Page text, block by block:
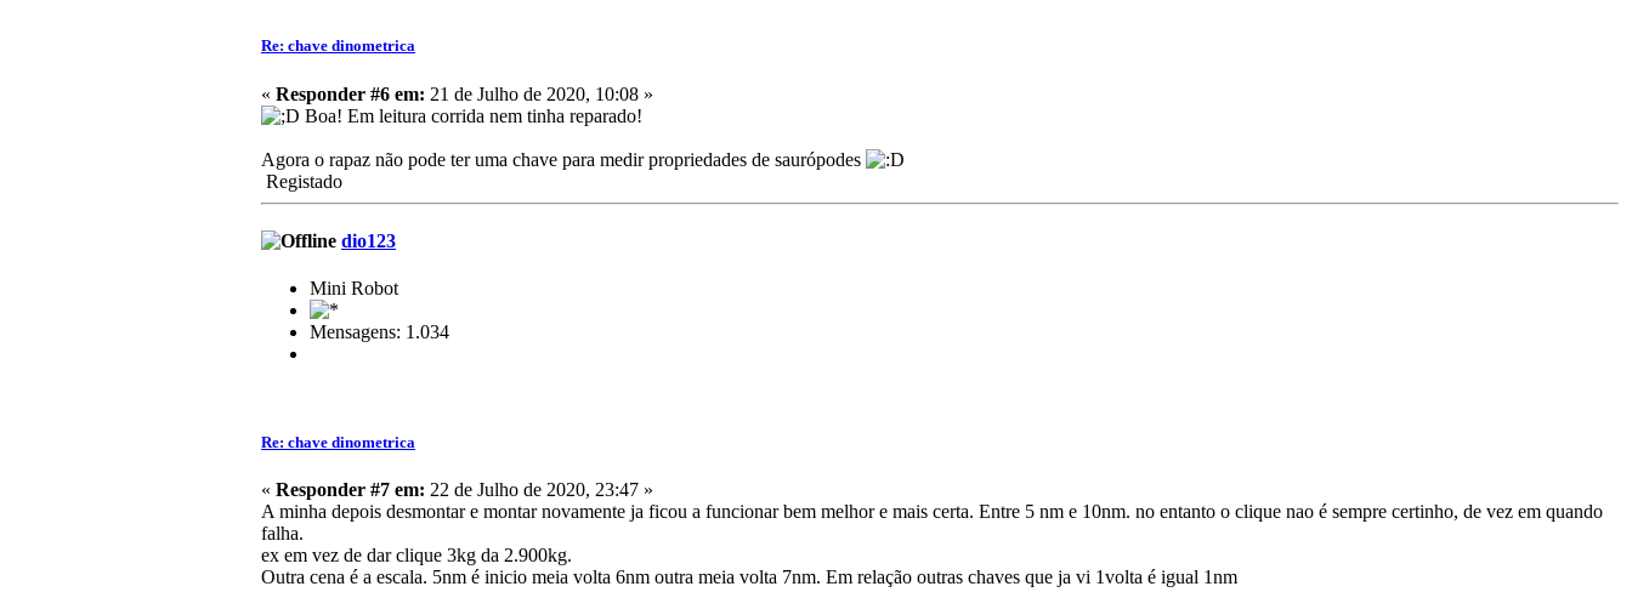
Re: chave dinometrica
« Responder #6 em: 21 de Julho de 2020, 10:08 »
Boa! Em leitura corrida nem tinha reparado!
Agora o rapaz não pode ter uma chave para medir propriedades de saurópodes
Registado
dio123
Mini Robot
Mensagens: 1.034
Re: chave dinometrica
« Responder #7 em: 22 de Julho de 2020, 23:47 »
A minha depois desmontar e montar novamente ja ficou a funcionar bem melhor e mais certa. Entre 5 nm e 10nm. no entanto o clique nao é sempre certinho, de vez em quando
falha.
ex em vez de dar clique 3kg da 2.900kg.
Outra cena é a escala. 5nm é inicio meia volta 6nm outra meia volta 7nm. Em relação outras chaves que ja vi 1volta é igual 1nm